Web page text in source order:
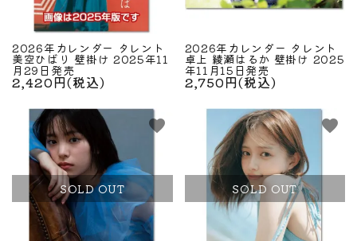
2026年カレンダー タレント
美空ひばり 壁掛け 2025年11
月29日発売
2,420円(税込)
2026年カレンダー タレント
卓上 綾瀬はるか 壁掛け 2025
年11月15日発売
2,750円(税込)
SOLD OUT
favorite
SOLD OUT
favorite